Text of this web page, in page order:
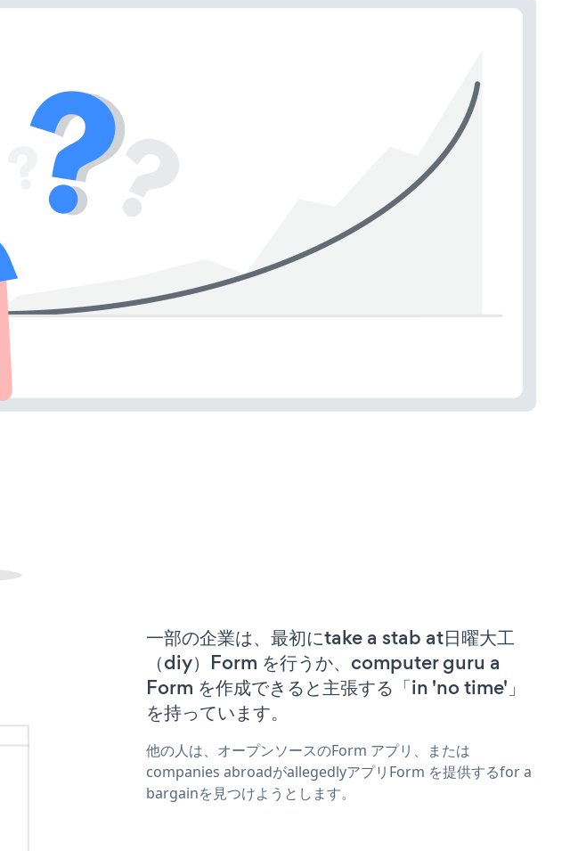
一部の企業は、最初にtake a stab at日曜大工
（diy）Form を行うか、computer guru a
Form を作成できると主張する「in 'no time'」
を持っています。
他の人は、オープンソースのForm アプリ、または
companies abroadがallegedlyアプリForm を提供するfor a
bargainを見つけようとします。